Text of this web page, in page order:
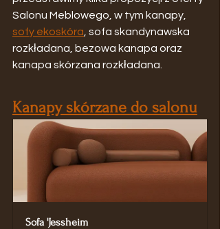
Salonu Meblowego, w tym kanapy,
sofy ekoskóra , sofa skandynawska
rozkładana, bezowa kanapa oraz
kanapa skórzana rozkładana.
Kanapy skórzane do salonu
Sofa 'Jessheim